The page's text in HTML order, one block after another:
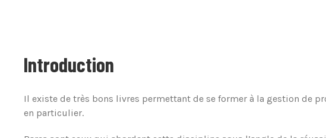
Introduction
Il existe de très bons livres permettant de se former à la gestion de
en particulier.